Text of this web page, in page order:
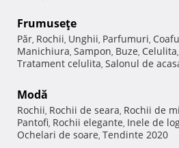
Frumuseţe
Păr, Rochii, Unghii, Parfumuri,
Manichiura, Sampon, Buze, Celulita,
Tratament celulita, Salonul de
Modă
Rochii, Rochii de seara, Rochii de
Pantofi, Rochii elegante, Inele de
Ochelari de soare, Tendinte 2020